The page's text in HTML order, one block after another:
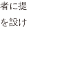
に提
設け